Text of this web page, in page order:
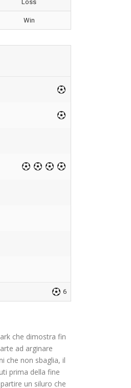
Loss
Win
6
che dimostra fin
ad arginare
che non sbaglia, il
prima della fine
un siluro che